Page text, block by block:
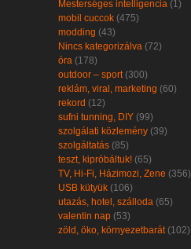
Mesterséges intelligencia (1)
mobil cuccok (475)
modding (43)
Nincs kategorizálva (72)
óra (178)
outdoor – sport(300)
reklám, viral, marketing (60)
rekord (12)
sufni tunning, DIY (99)
szolgálati közlemény (39)
szolgáltatás (85)
teszt, kipróbáltuk! (65)
TV, Hi-Fi, Házimozi, Zene (356)
USB kütyük (106)
utazás, hotel, szálloda (65)
valentin nap (53)
zöld, öko, környezetbarát(102)